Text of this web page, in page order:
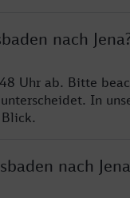
nach
Uhr ab. Bitte
In
nach